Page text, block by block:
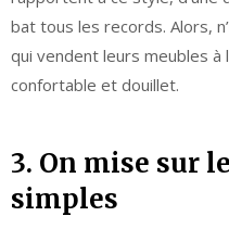
bat tous les records. Alors,
qui vendent leurs meubles à
confortable et douillet.
3. On mise sur
simples